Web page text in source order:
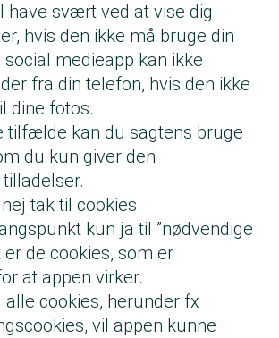
have svært ved at vise dig
hvis den ikke må bruge din
social medieapp kan ikke
fra din telefon, hvis den ikke
dine fotos.
tilfælde kan du sagtens bruge
du kun giver den
tak til cookies
kun ja til ”nødvendige
er de cookies, som er
at appen virker.
alle cookies, herunder fx
vil appen kunne